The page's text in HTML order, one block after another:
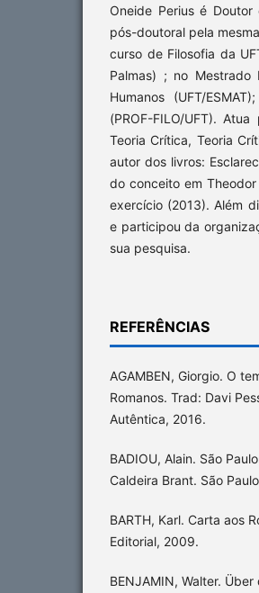
Oneide Perius é Doutor
pós-doutoral pela
curso de Filosofia da
Palmas) ; no Mestrado
Humanos (UFT/
(PROF-FILO/UFT).
Teoria Crítica, Teoria
autor dos livros:
do conceito em
exercício (2013). Além
e participou da
sua pesquisa.
REFERÊNCIAS
AGAMBEN, Giorgio. O
Romanos. Trad: Davi
Autêntica, 2016.
BADIOU, Alain. São
Caldeira Brant. São
BARTH, Karl. Carta aos
Editorial, 2009.
BENJAMIN, Walter.